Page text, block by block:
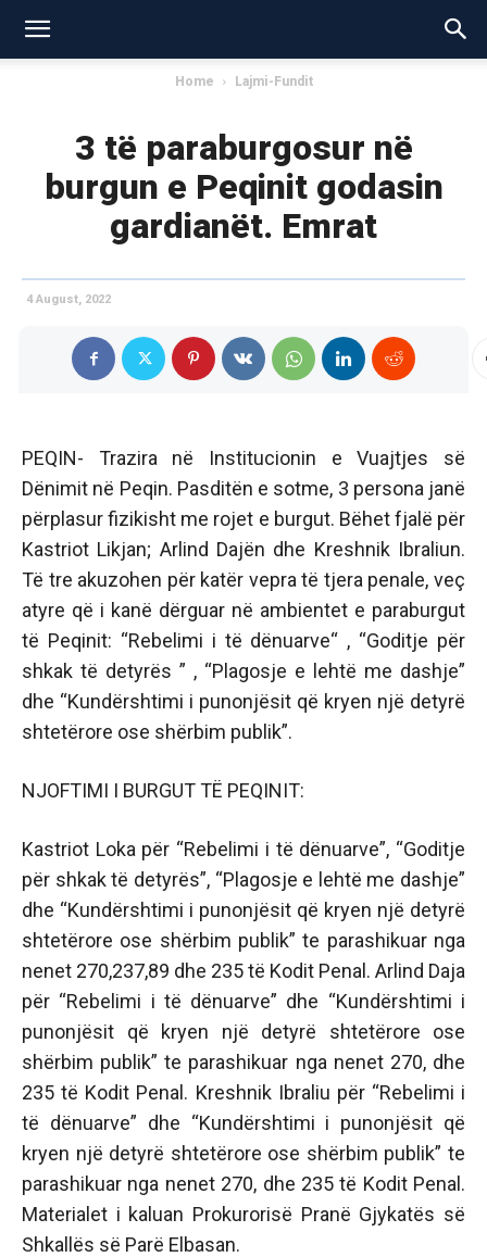
Home Lajmi-Fundit
3 të paraburgosur në
burgun e Peqinit godasin
gardianët. Emrat
4 August, 2022
PEQIN- Trazira në Institucionin e Vuajtjes së
Dënimit në Peqin. Pasditën e sotme, 3 persona janë
përplasur fizikisht me rojet e burgut. Bëhet fjalë për
Kastriot Likjan; Arlind Dajën dhe Kreshnik Ibraliun.
Të tre akuzohen për katër vepra të tjera penale, veç
atyre që i kanë dërguar në ambientet e paraburgut
të Peqinit: “Rebelimi i të dënuarve“ , “Goditje për
shkak të detyrës ” , “Plagosje e lehtë me dashje”
dhe “Kundërshtimi i punonjësit që kryen një detyrë
shtetërore ose shërbim publik”.
NJOFTIMI I BURGUT TË PEQINIT:
Kastriot Loka për “Rebelimi i të dënuarve”, “Goditje
për shkak të detyrës”, “Plagosje e lehtë me dashje”
dhe “Kundërshtimi i punonjësit që kryen një detyrë
shtetërore ose shërbim publik” te parashikuar nga
nenet 270,237,89 dhe 235 të Kodit Penal. Arlind Daja
për “Rebelimi i të dënuarve” dhe “Kundërshtimi i
punonjësit që kryen një detyrë shtetërore ose
shërbim publik” te parashikuar nga nenet 270, dhe
235 të Kodit Penal. Kreshnik Ibraliu për “Rebelimi i
të dënuarve” dhe “Kundërshtimi i punonjësit që
kryen një detyrë shtetërore ose shërbim publik” te
parashikuar nga nenet 270, dhe 235 të Kodit Penal.
Materialet i kaluan Prokurorisë Pranë Gjykatës së
Shkallës së Parë Elbasan.